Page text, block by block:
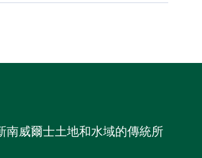
南威爾士土地和水域的傳統所